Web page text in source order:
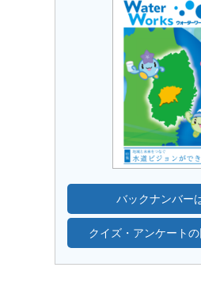
バックナンバー
クイズ・アンケート